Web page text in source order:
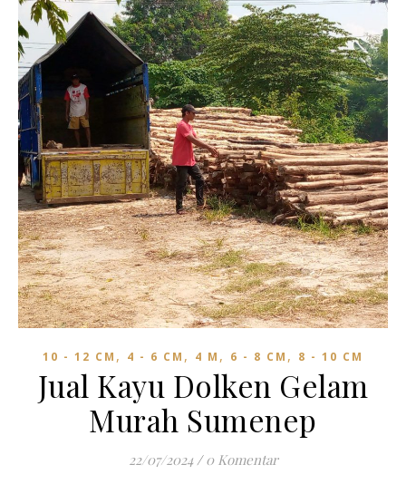
10 - 12 CM , 4 - 6 CM , 4 M , 6 - 8 CM , 8 - 10 CM
Jual Kayu Dolken Gelam
Murah Sumenep
22/07/2024 / 0 Komentar